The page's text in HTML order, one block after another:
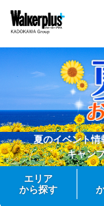
夏のイベント
キャン
エリア
から探す